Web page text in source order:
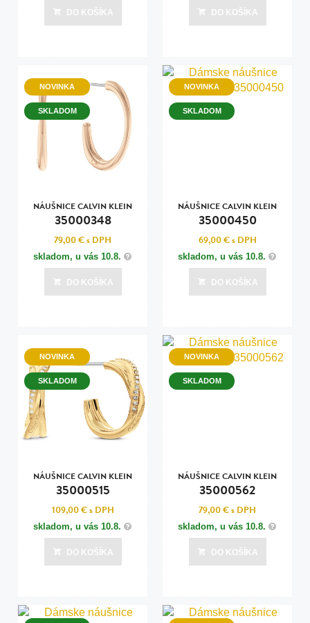
DO KOŠÍKA DO KOŠÍKA
NOVINKA
SKLADOM
NÁUŠNICE CALVIN KLEIN
35000348
79,00 €s DPH
skladom, u vás 10.8.
DO KOŠÍKA
NOVINKA
SKLADOM
NÁUŠNICE CALVIN KLEIN
35000450
69,00 €s DPH
skladom, u vás 10.8.
DO KOŠÍKA
NOVINKA
SKLADOM
NÁUŠNICE CALVIN KLEIN
35000515
109,00 €s DPH
skladom, u vás 10.8.
DO KOŠÍKA
NOVINKA
SKLADOM
NÁUŠNICE CALVIN KLEIN
35000562
79,00 €s DPH
skladom, u vás 10.8.
DO KOŠÍKA